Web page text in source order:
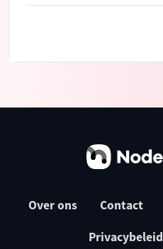
Over ons Contact
Privacybeleid